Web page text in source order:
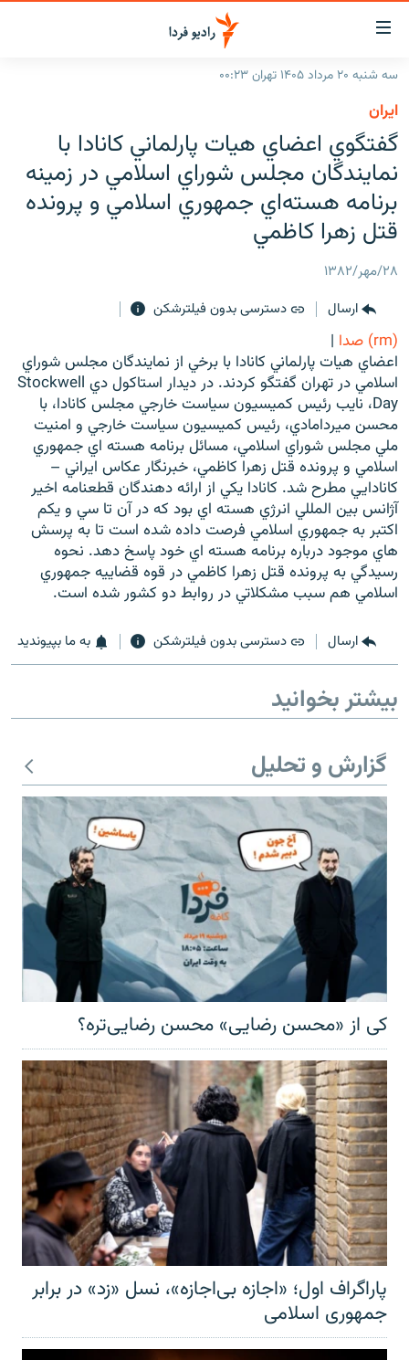
لینک‌های
قابلیت
دسترسی
بازگشت
به
اصلی
رفتن
صفحه
جستجو
ایران
جهان
رادیو
انتخاب کنید و بشنوید
برنامه‌های رادیویی
پادکست
چندرسانه‌ای
English
به ما بپیوندید
زبان‌های دیگر
سه شنبه ۲۰ مرداد ۱۴۰۵ تهران ۰۰:۲۳
ايران
گفتگوي اعضاي هيات پارلماني کانادا با
نمايندگان مجلس شوراي اسلامي در زمينه
برنامه هسته‌اي جمهوري اسلامي و پرونده
قتل زهرا کاظمي
۲۸/مهر/۱۳۸۲
ارسال
دسترسی بدون فیلترشکن
(rm) صدا
|
اعضاي هيات پارلماني کانادا با برخي از نمايندگان مجلس شوراي
اسلامي در تهران گفتگو کردند. در ديدار استاکول دي Stockwell
Day، نايب رئيس کميسيون سياست خارجي مجلس کانادا، با
محسن ميردامادي، رئيس کميسيون سياست خارجي و امنيت
ملي مجلس شوراي اسلامي، مسائل برنامه هسته اي جمهوري
اسلامي و پرونده قتل زهرا کاظمي، خبرنگار عکاس ايراني –
کانادايي مطرح شد. کانادا يکي از ارائه دهندگان قطعنامه اخير
آژانس بين المللي انرژي هسته اي بود که در آن تا سي و يکم
اکتبر به جمهوري اسلامي فرصت داده شده است تا به پرسش
هاي موجود درباره برنامه هسته اي خود پاسخ دهد. نحوه
رسيدگي به پرونده قتل زهرا کاظمي در قوه قضاييه جمهوري
اسلامي هم سبب مشکلاتي در روابط دو کشور شده است.
ارسال دسترسی بدون فیلترشکن به ما بپیوندید
بیشتر بخوانید
گزارش و تحلیل
کی از «محسن رضایی» محسن رضایی‌تره؟
پاراگراف اول؛ «اجازه بی‌اجازه»، نسل «زد» در برابر
جمهوری اسلامی